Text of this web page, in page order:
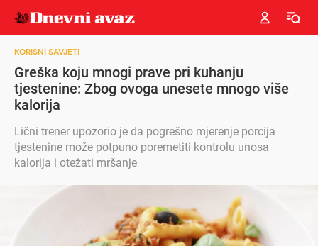
KORISNI SAVJETI
Greška koju mnogi prave pri kuhanju
tjestenine: Zbog ovoga unesete mnogo više
kalorija
Lični trener upozorio je da pogrešno mjerenje porcija
tjestenine može potpuno poremetiti kontrolu unosa
kalorija i otežati mršanje